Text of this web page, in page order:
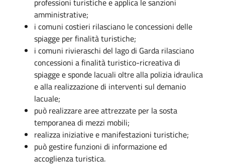
amministrative;
i comuni costieri rilasciano le concessioni delle
spiagge per finalità turistiche;
i comuni rivieraschi del lago di Garda rilasciano
concessioni a finalità turistico-ricreativa di
spiagge e sponde lacuali oltre alla polizia idraulica
e alla realizzazione di interventi sul demanio
lacuale;
può realizzare aree attrezzate per la sosta
temporanea di mezzi mobili;
realizza iniziative e manifestazioni turistiche;
può gestire funzioni di informazione ed
accoglienza turistica.